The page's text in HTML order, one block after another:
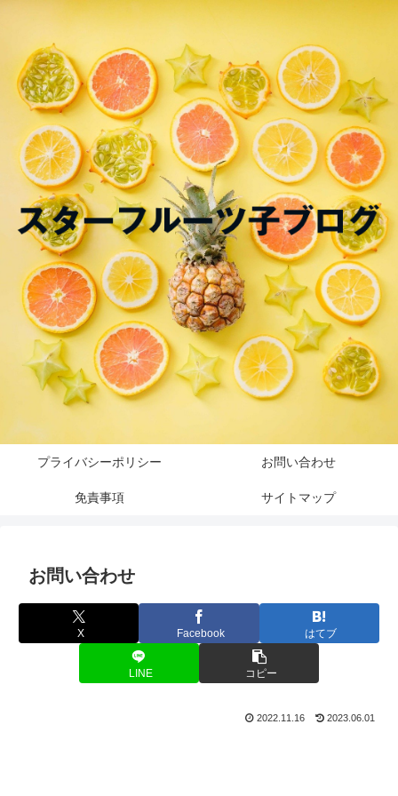
プライバシーポリシー お問い合わせ
免責事項 サイトマップ
お問い合わせ
X Facebook はてブ
LINE コピー
2022.11.16 2023.06.01